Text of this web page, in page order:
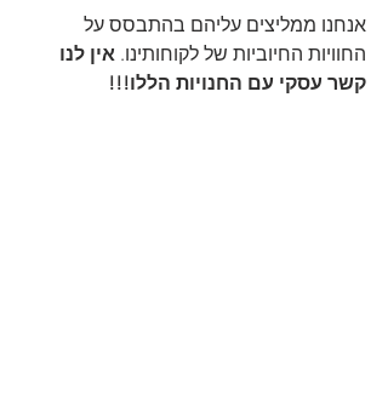
אנחנו ממליצים עליהם בהתבסס על
החוויות החיוביות של לקוחותינו. אין לנו
קשר עסקי עם החנויות הללו!!!